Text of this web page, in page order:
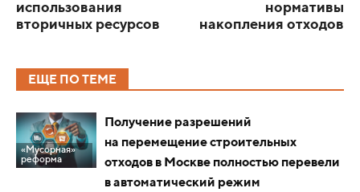
использования
вторичных ресурсов
нормативы
накопления отходов
ЕЩЕ ПО ТЕМЕ
«Мусорная»
реформа
Получение разрешений
на перемещение строительных
отходов в Москве полностью перевели
в автоматический режим